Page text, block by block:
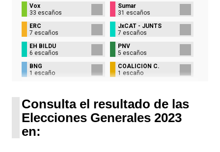
Vox
33 escaños
Sumar
31 escaños
ERC
7 escaños
JxCAT - JUNTS
7 escaños
EH BILDU
6 escaños
PNV
5 escaños
BNG
1 escaño
COALICIÓN C.
1 escaño
Consulta el resultado de las
Elecciones Generales 2023
en: